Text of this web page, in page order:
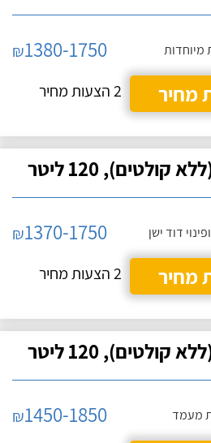
מיוחדות
₪1380-1750
מחיר
2 הצעות מחיר
120 ליטר
דוד ישן
₪1370-1750
מחיר
2 הצעות מחיר
120 ליטר
מעמד
₪1450-1850